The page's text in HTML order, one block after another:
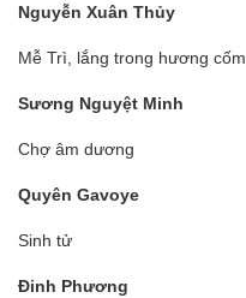
Nguyễn Xuân Thủy
Mễ Trì, lắng trong hương cốm
Sương Nguyệt Minh
Chợ âm dương
Quyên Gavoye
Sinh tử
Đinh Phương